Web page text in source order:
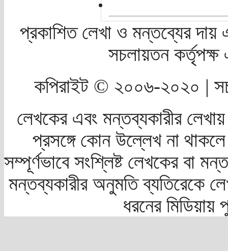
প্রকাশিত লেখা ও মন্তব্যের দায়
সচলায়তন
কপিরাইট © ২০০৬-২০২০ |
লেখকের এবং মন্তব্যকারীর
প্রসঙ্গে কোন উল্লেখ না
সম্পূর্ণভাবে সংশ্লিষ্ট লেখকের বা
মন্তব্যকারীর অনুমতি ব্যতিরেকে
ধরনের মিডিয়ায়